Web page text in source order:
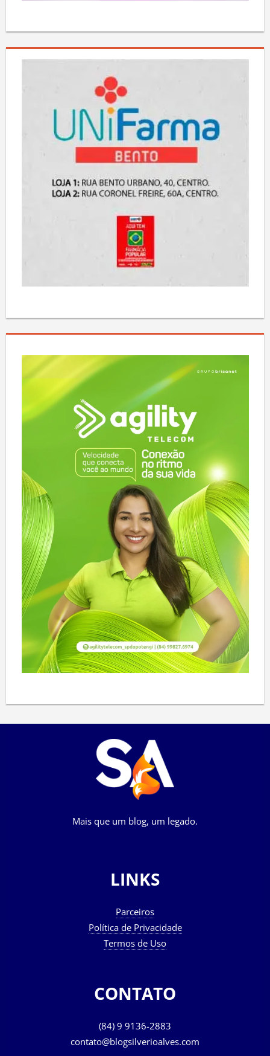
Mais que um blog, um legado.
LINKS
Parceiros
Política de Privacidade
Termos de Uso
CONTATO
(84) 9 9136-2883
contato@blogsilverioalves.com